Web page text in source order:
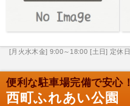
[月火水木金] 9:00～18:00 [土日] 定休日
便利な駐車場完備で安心！
西町ふれあい公園